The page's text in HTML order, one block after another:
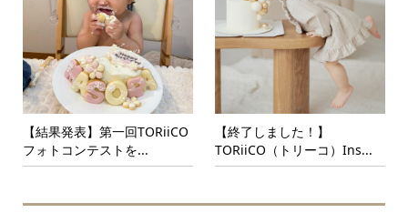
【結果発表】第一回TORiiCO
フォトコンテストを...
【終了しました！】
TORiiCO（トリーコ）Ins...